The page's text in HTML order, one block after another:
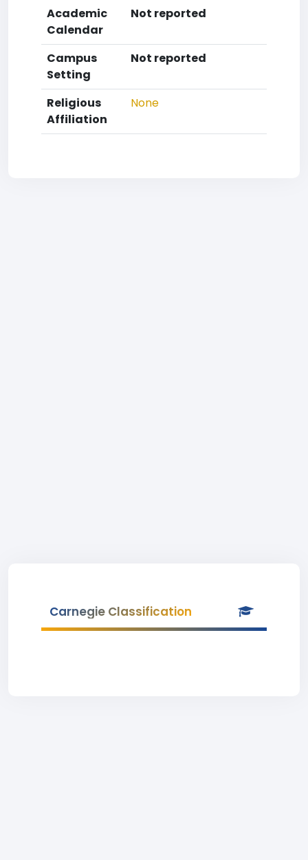
Academic
Calendar
Not reported
Campus
Setting
Not reported
Religious
Affiliation
None
Carnegie Classification